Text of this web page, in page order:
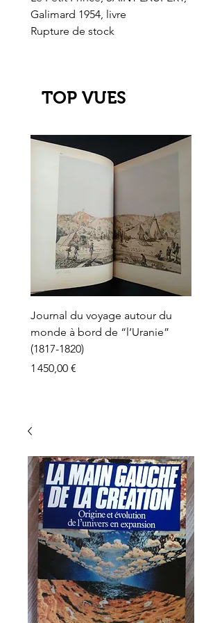
Galimard 1954, livre
Rupture de stock
TOP VUES
Journal du voyage autour du
monde à bord de “l’Uranie”
(1817-1820)
Prix
1 450,00 €